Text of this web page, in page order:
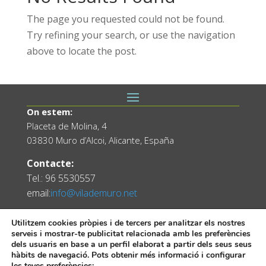
The page you requested could not be found.
Try refining your search, or use the navigation
above to locate the post.
On estem:
Placeta de Molina, 4
03830 Muro d’Alcoi, Alicante, España
Contacte:
Tel.: 96 5530557
email:info@vilademuro.net
Utilitzem cookies pròpies i de tercers per analitzar els nostres
serveis i mostrar-te publicitat relacionada amb les preferències
dels usuaris en base a un perfil elaborat a partir dels seus seus
hàbits de navegació. Pots obtenir més informació i configurar